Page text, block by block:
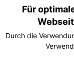
Für
Durch die